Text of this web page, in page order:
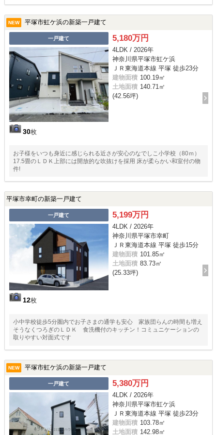
NEW 平塚市虹ケ浜の新築一戸建て
一戸建て
30枚
5,180万円
4LDK / 2026年
神奈川県平塚市虹ケ浜
ＪＲ東海道本線 平塚 徒歩23分
建物面積 100.19㎡
土地面積 140.71㎡
(42.56坪)
お子様をいつも身近に感じられる近さが安心のなでしこ小学校（80ｍ）
17.5畳のＬＤＫ上部には開放的な吹抜けを採用 床が柔らかい和室付の物
件!
平塚市幸町の新築一戸建て
一戸建て
12枚
5,199万円
4LDK / 2026年
神奈川県平塚市幸町
ＪＲ東海道本線 平塚 徒歩15分
建物面積 101.85㎡
土地面積 83.73㎡
(25.33坪)
小中学校徒歩5分圏内でお子さまの通学も安心 家族団らんの時間も増え
そうなくつろぎのＬＤＫ 食洗機付のキッチン！コミュニケーションの
取りやすい対面式です
NEW 平塚市虹ケ浜の新築一戸建て
一戸建て 5,380万円
4LDK / 2026年
神奈川県平塚市虹ケ浜
ＪＲ東海道本線 平塚 徒歩23分
建物面積 103.78㎡
土地面積 142.98㎡